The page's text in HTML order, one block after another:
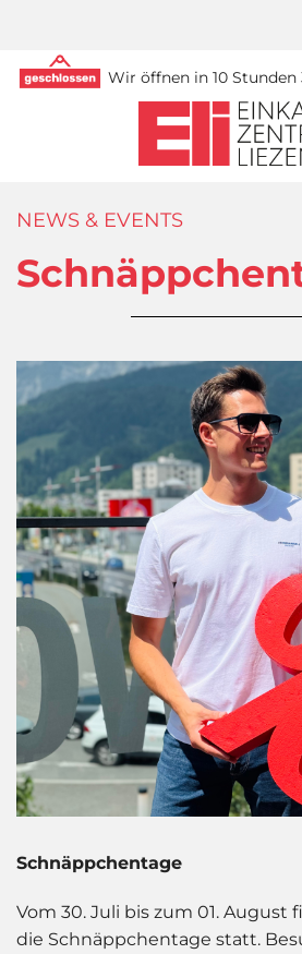
Wir öffnen in 10 Stunden
NEWS & EVENTS
Schnäppchentage
Vom 30. Juli bis zum 01. August
die Schnäppchentage statt.